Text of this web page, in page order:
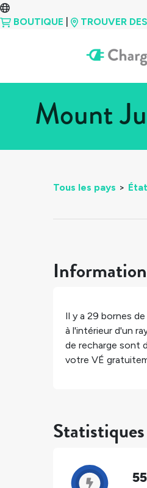
BOUTIQUE
TROUVER
Mount
Tous les pays >
Il y a 29 bornes
à l'intérieur d'un
de recharge sont
votre VÉ